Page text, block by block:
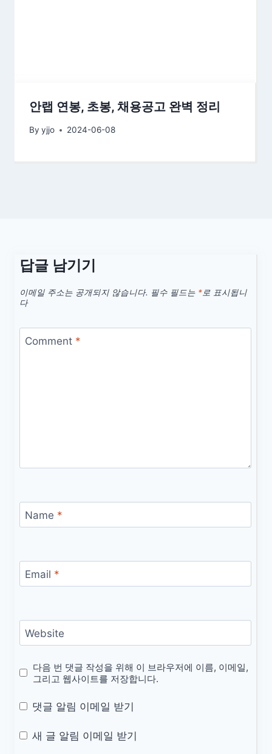
안랩 연봉, 초봉, 채용공고 완벽 정리
By yjjo 2024-06-08
답글 남기기
이메일 주소는 공개되지 않습니다. 필수 필드는 *로 표시됩니
다
Comment *
Name *
Email *
Website
다음 번 댓글 작성을 위해 이 브라우저에 이름, 이메일,
그리고 웹사이트를 저장합니다.
댓글 알림 이메일 받기
새 글 알림 이메일 받기